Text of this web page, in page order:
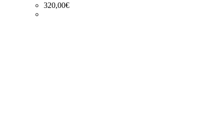
320,00€